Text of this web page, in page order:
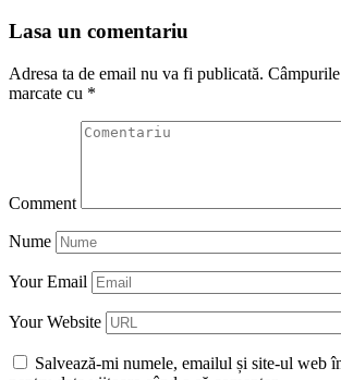
Lasa un comentariu
Adresa ta de email nu va fi publicată.
marcate cu *
Comment
Nume
Your Email
Your Website
Salvează-mi numele, emailul și site-ul web